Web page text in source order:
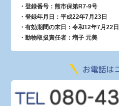
・登録番号：熊市保第R7-9号
・登録年月日：平成22年7月23日
・有効期間の末日：令和12年7月22日
・動物取扱責任者：増子 元美